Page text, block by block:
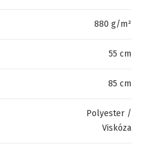
880 g/m²
55 cm
85 cm
Polyester /
Viskóza